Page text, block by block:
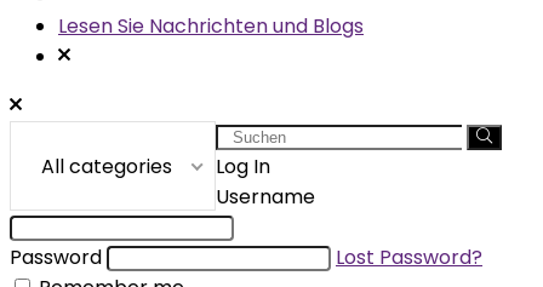
Lesen Sie Nachrichten und Blogs
Search
for:
All categories
Log In
Username
Password
Lost Password?